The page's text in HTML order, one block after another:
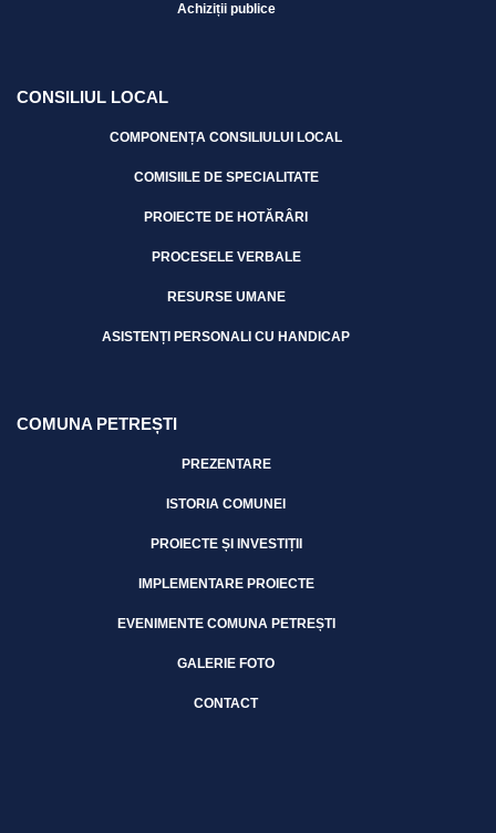
Achiziții publice
CONSILIUL LOCAL
COMPONENȚA CONSILIULUI LOCAL
COMISIILE DE SPECIALITATE
PROIECTE DE HOTĂRÂRI
PROCESELE VERBALE
RESURSE UMANE
ASISTENȚI PERSONALI CU HANDICAP
COMUNA PETREȘTI
PREZENTARE
ISTORIA COMUNEI
PROIECTE ȘI INVESTIȚII
IMPLEMENTARE PROIECTE
EVENIMENTE COMUNA PETREȘTI
GALERIE FOTO
CONTACT